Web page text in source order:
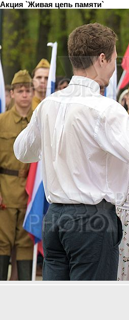
Акция `Живая цепь памяти`